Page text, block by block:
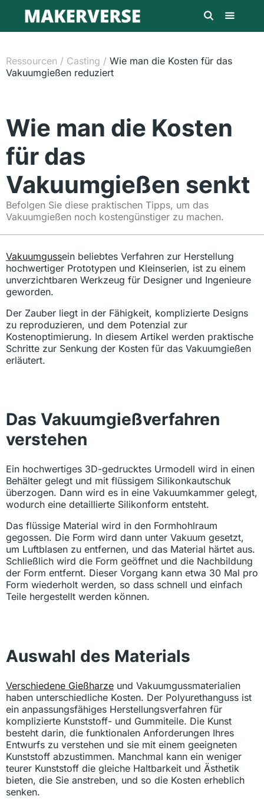
Ressourcen / Casting / Wie man die Kosten für das
Vakuumgießen reduziert
Wie man die Kosten
für das
Vakuumgießen senkt
Befolgen Sie diese praktischen Tipps, um das
Vakuumgießen noch kostengünstiger zu machen.
Vakuumgussein beliebtes Verfahren zur Herstellung
hochwertiger Prototypen und Kleinserien, ist zu einem
unverzichtbaren Werkzeug für Designer und Ingenieure
geworden.
Der Zauber liegt in der Fähigkeit, komplizierte Designs
zu reproduzieren, und dem Potenzial zur
Kostenoptimierung. In diesem Artikel werden praktische
Schritte zur Senkung der Kosten für das Vakuumgießen
erläutert.
Das Vakuumgießverfahren
verstehen
Ein hochwertiges 3D-gedrucktes Urmodell wird in einen
Behälter gelegt und mit flüssigem Silikonkautschuk
überzogen. Dann wird es in eine Vakuumkammer gelegt,
wodurch eine detaillierte Silikonform entsteht.
Das flüssige Material wird in den Formhohlraum
gegossen. Die Form wird dann unter Vakuum gesetzt,
um Luftblasen zu entfernen, und das Material härtet aus.
Schließlich wird die Form geöffnet und die Nachbildung
der Form entfernt. Dieser Vorgang kann etwa 30 Mal pro
Form wiederholt werden, so dass schnell und einfach
Teile hergestellt werden können.
Auswahl des Materials
Verschiedene Gießharze und Vakuumgussmaterialien
haben unterschiedliche Kosten. Der Polyurethanguss ist
ein anpassungsfähiges Herstellungsverfahren für
komplizierte Kunststoff- und Gummiteile. Die Kunst
besteht darin, die funktionalen Anforderungen Ihres
Entwurfs zu verstehen und sie mit einem geeigneten
Kunststoff abzustimmen. Manchmal kann ein weniger
teurer Kunststoff die gleiche Haltbarkeit und Ästhetik
bieten, die Sie anstreben, und so die Kosten erheblich
senken.